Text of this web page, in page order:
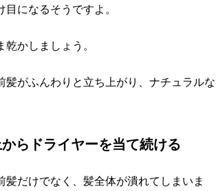
になるそうですよ。
かしましょう。
がふんわりと立ち上がり、ナチュラルな
らドライヤーを当て続ける
だけでなく、髪全体が潰れてしまいま